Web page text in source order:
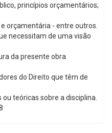
princípios orçamentários;
orçamentária - entre outros.
necessitam de uma visão
da presente obra
do Direito que têm de
teóricas sobre a disciplina.